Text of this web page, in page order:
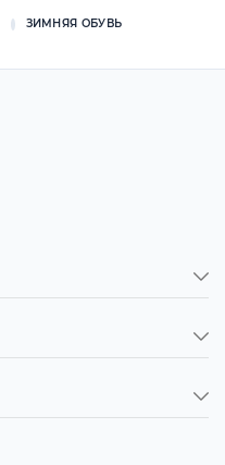
ЗИМНЯЯ ОБУВЬ